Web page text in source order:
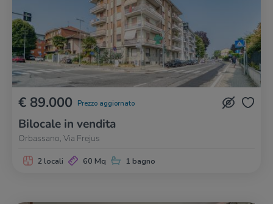
€ 89.000 Prezzo aggiornato
Bilocale in vendita
Orbassano, Via Frejus
2 locali 60 Mq 1 bagno